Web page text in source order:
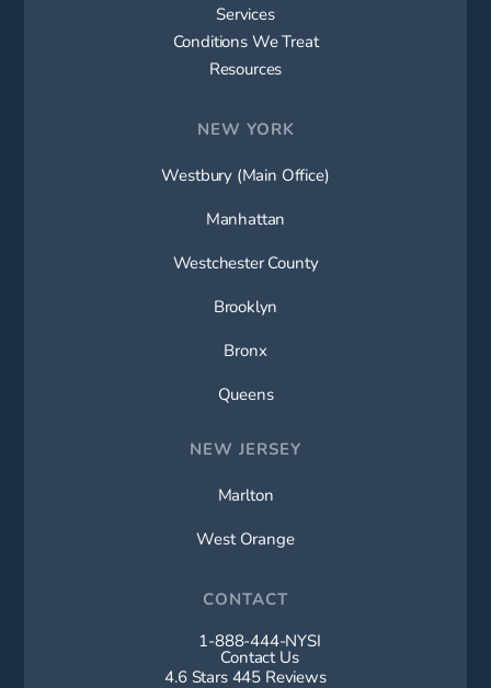
Services
Conditions We Treat
Resources
NEW YORK
Westbury (Main Office)
Manhattan
Westchester County
Brooklyn
Bronx
Queens
NEW JERSEY
Marlton
West Orange
CONTACT
Call New York Spine Institute on
1-888-444-NYSI
Contact Us
New York Spine Institute reviews:
4.6 Stars 445 Reviews